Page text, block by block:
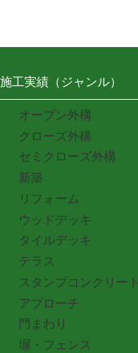
施工実績（ジャンル）
オープン外構
クローズ外構
セミクローズ外構
新築
リフォーム
ウッドデッキ
タイルデッキ
テラス
スタンプコンクリート
アプローチ
門まわり
塀・フェンス